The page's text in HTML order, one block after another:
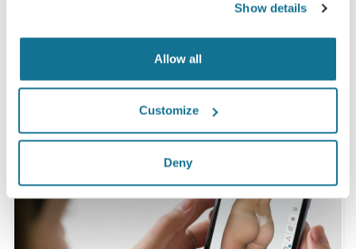
Show details
Allow all
Customize
Deny
пациенток, сделавших операцию по увеличению груди в
период с мая 2010 года до сентября 2011 года.